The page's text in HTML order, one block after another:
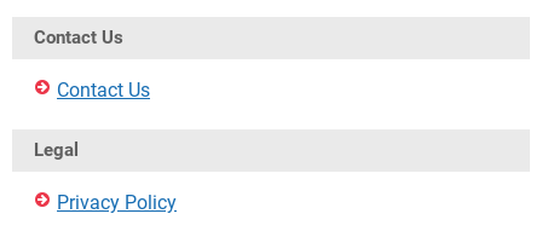
Contact Us
Contact Us
Legal
Privacy Policy